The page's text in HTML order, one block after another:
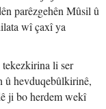
parêzgehên Mûsil û
wî çaxî ya
li ser
û hevduqebûlkirinê,
ji bo herdem wekî